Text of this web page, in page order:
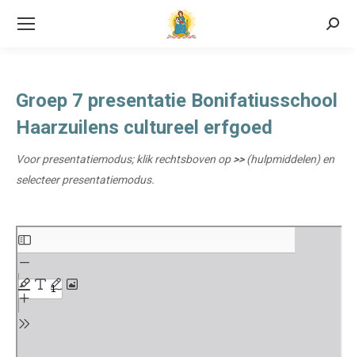
Groep 7 presentatie Bonifatiusschool
Haarzuilens cultureel erfgoed
Voor presentatiemodus; klik rechtsboven op>>(hulpmiddelen) en
selecteer presentatiemodus.
Ga
naar
de
PDF
inhoud